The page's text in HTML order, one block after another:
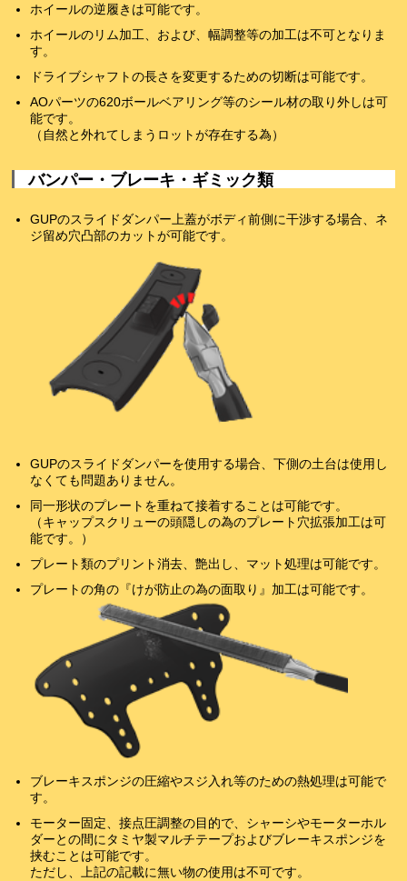
ホイールの逆履きは可能です。
ホイールのリム加工、および、幅調整等の加工は不可となりま
す。
ドライブシャフトの長さを変更するための切断は可能です。
AOパーツの620ボールベアリング等のシール材の取り外しは可
能です。
（自然と外れてしまうロットが存在する為）
バンパー・ブレーキ・ギミック類
GUPのスライドダンパー上蓋がボディ前側に干渉する場合、ネ
ジ留め穴凸部のカットが可能です。
GUPのスライドダンパーを使用する場合、下側の土台は使用し
なくても問題ありません。
同一形状のプレートを重ねて接着することは可能です。
（キャップスクリューの頭隠しの為のプレート穴拡張加工は可
能です。）
プレート類のプリント消去、艶出し、マット処理は可能です。
プレートの角の『けが防止の為の面取り』加工は可能です。
ブレーキスポンジの圧縮やスジ入れ等のための熱処理は可能で
す。
モーター固定、接点圧調整の目的で、シャーシやモーターホル
ダーとの間にタミヤ製マルチテープおよびブレーキスポンジを
挟むことは可能です。
ただし、上記の記載に無い物の使用は不可です。